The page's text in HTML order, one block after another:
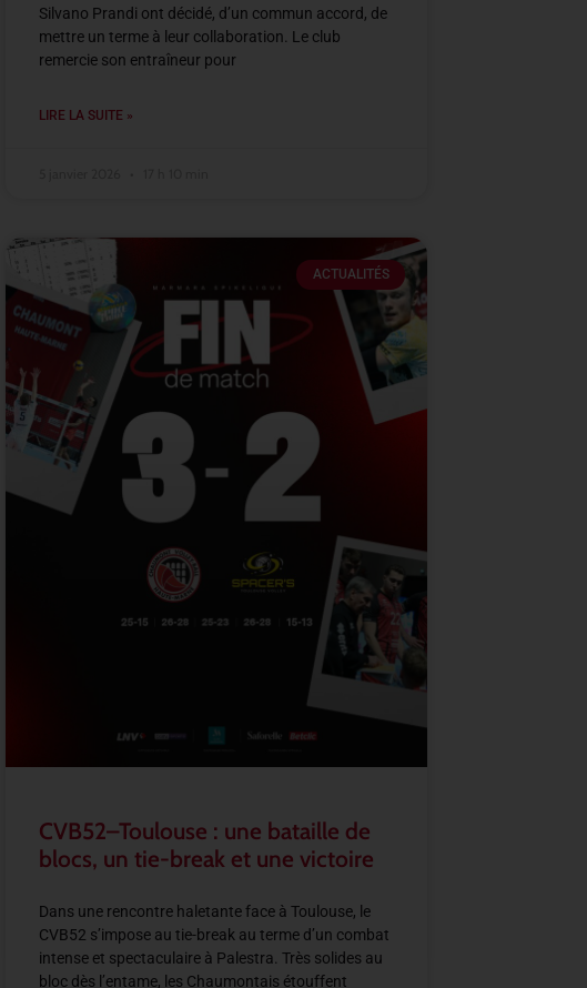
Silvano Prandi ont décidé, d’un commun accord, de
mettre un terme à leur collaboration. Le club
remercie son entraîneur pour
LIRE LA SUITE »
ACTUALITÉS
CVB52–Toulouse : une bataille de
blocs, un tie-break et une victoire
Dans une rencontre haletante face à Toulouse, le
CVB52 s’impose au tie-break au terme d’un combat
intense et spectaculaire à Palestra. Très solides au
bloc dès l’entame, les Chaumontais étouffent